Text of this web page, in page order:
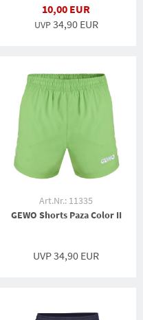
10,00 EUR
UVP34,90 EUR
Art.Nr.: 11335
GEWO Shorts Paza Color II
UVP 34,90 EUR